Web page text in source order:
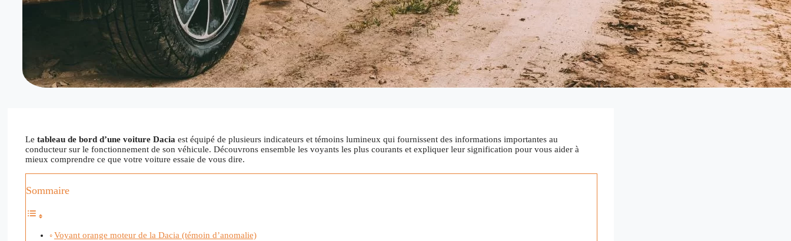
Le tableau de bord d’une voiture Dacia est équipé de plusieurs indicateurs et témoins lumineux qui fournissent des informations importantes au
conducteur sur le fonctionnement de son véhicule. Découvrons ensemble les voyants les plus courants et expliquer leur signification pour vous aider à
mieux comprendre ce que votre voiture essaie de vous dire.
Sommaire
Voyant orange moteur de la Dacia (témoin d’anomalie)